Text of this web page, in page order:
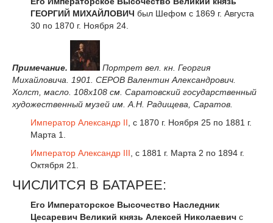
ГЕОРГИЙ МИХАЙЛОВИЧ был Шефом с 1869 г. Августа
30 по 1870 г. Ноября 24.
Примечание.
Портрет вел. кн. Георгия
Михайловича. 1901. СЕРОВ Валентин Александрович.
Холст, масло. 108x108 см. Саратовский государственный
художественный музей им. А.Н. Радищева, Саратов.
Император Александр II , с 1870 г. Ноября 25 по 1881 г.
Марта 1.
Император Александр III , с 1881 г. Марта 2 по 1894 г.
Октября 21.
ЧИСЛИТСЯ В БАТАРЕЕ:
Его Императорское Высочество Наследник
Цесаревич Великий князь Алексей Николаевич с